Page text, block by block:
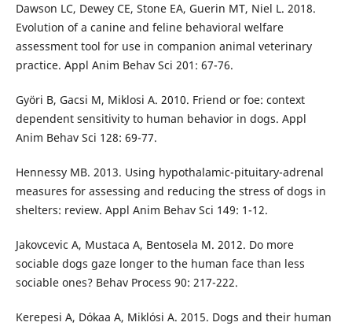
Dawson LC, Dewey CE, Stone EA, Guerin MT, Niel L. 2018.
Evolution of a canine and feline behavioral welfare
assessment tool for use in companion animal veterinary
practice. Appl Anim Behav Sci 201: 67-76.
Györi B, Gacsi M, Miklosi A. 2010. Friend or foe: context
dependent sensitivity to human behavior in dogs. Appl
Anim Behav Sci 128: 69-77.
Hennessy MB. 2013. Using hypothalamic-pituitary-adrenal
measures for assessing and reducing the stress of dogs in
shelters: review. Appl Anim Behav Sci 149: 1-12.
Jakovcevic A, Mustaca A, Bentosela M. 2012. Do more
sociable dogs gaze longer to the human face than less
sociable ones? Behav Process 90: 217-222.
Kerepesi A, Dókaa A, Miklósi A. 2015. Dogs and their human